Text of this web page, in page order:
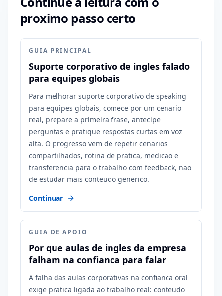
proximo passo certo
GUIA PRINCIPAL
Suporte corporativo de ingles falado
para equipes globais
Para melhorar suporte corporativo de speaking
para equipes globais, comece por um cenario
real, prepare a primeira frase, antecipe
perguntas e pratique respostas curtas em voz
alta. O progresso vem de repetir cenarios
compartilhados, rotina de pratica, medicao e
transferencia para o trabalho com feedback, nao
de estudar mais conteudo generico.
Continuar
GUIA DE APOIO
Por que aulas de ingles da empresa
falham na confianca para falar
A falha das aulas corporativas na confianca oral
exige pratica ligada ao trabalho real: conteudo